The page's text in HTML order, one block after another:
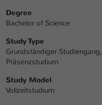
Degree
Bachelor of Science
Study Type
Grundständiger Studiengang,
Präsenzstudium
Study Model
Vollzeitstudium